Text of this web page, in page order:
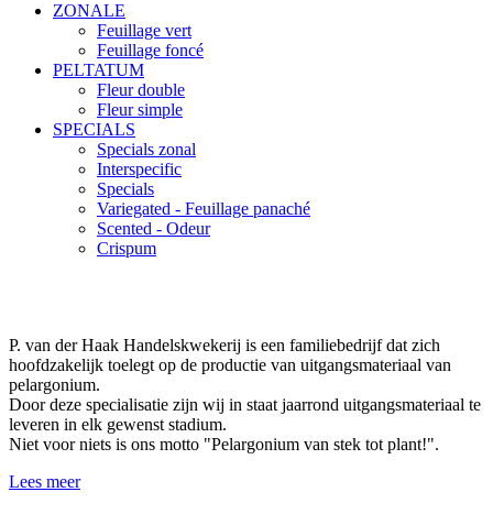
ZONALE
Feuillage vert
Feuillage foncé
PELTATUM
Fleur double
Fleur simple
SPECIALS
Specials zonal
Interspecific
Specials
Variegated - Feuillage panaché
Scented - Odeur
Crispum
P. van der Haak Handelskwekerij is een familiebedrijf dat zich
hoofdzakelijk toelegt op de productie van uitgangsmateriaal van
pelargonium.
Door deze specialisatie zijn wij in staat jaarrond uitgangsmateriaal te
leveren in elk gewenst stadium.
Niet voor niets is ons motto "Pelargonium van stek tot plant!".
Lees meer